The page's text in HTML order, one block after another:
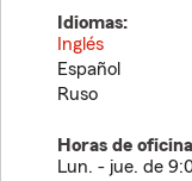
Idiomas:
Inglés
Español
Ruso
Horas de
Lun. - jue. de